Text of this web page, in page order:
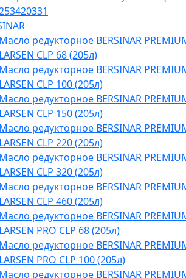
Масло редукторное BERSINAR
LARSEN CLP 68 (205л)
Масло редукторное BERSINAR
LARSEN CLP 100 (205л)
Масло редукторное BERSINAR
LARSEN CLP 150 (205л)
Масло редукторное BERSINAR
LARSEN CLP 220 (205л)
Масло редукторное BERSINAR
LARSEN CLP 320 (205л)
Масло редукторное BERSINAR
LARSEN CLP 460 (205л)
Масло редукторное BERSINAR
LARSEN PRO CLP 68 (205л)
Масло редукторное BERSINAR
LARSEN PRO CLP 100 (205л)
Масло редукторное BERSINAR